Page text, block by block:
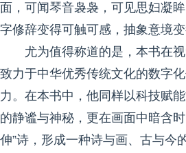
面，可闻琴音袅袅，可见思妇凝
字修辞变得可触可感，抽象意境变
尤为值得称道的是，本书在
致力于中华优秀传统文化的数字
力。在本书中，他同样以科技赋
的静谧与神秘，更在画面中暗含
伸”诗，形成一种诗与画、古与今